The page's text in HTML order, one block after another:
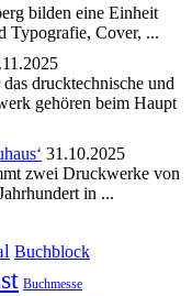
bilden eine Einheit
Typografie, Cover, ...
drucktechnische und
gehören beim Haupt
31.10.2025
zwei Druckwerke von
in ...
Buchblock
Buchmesse